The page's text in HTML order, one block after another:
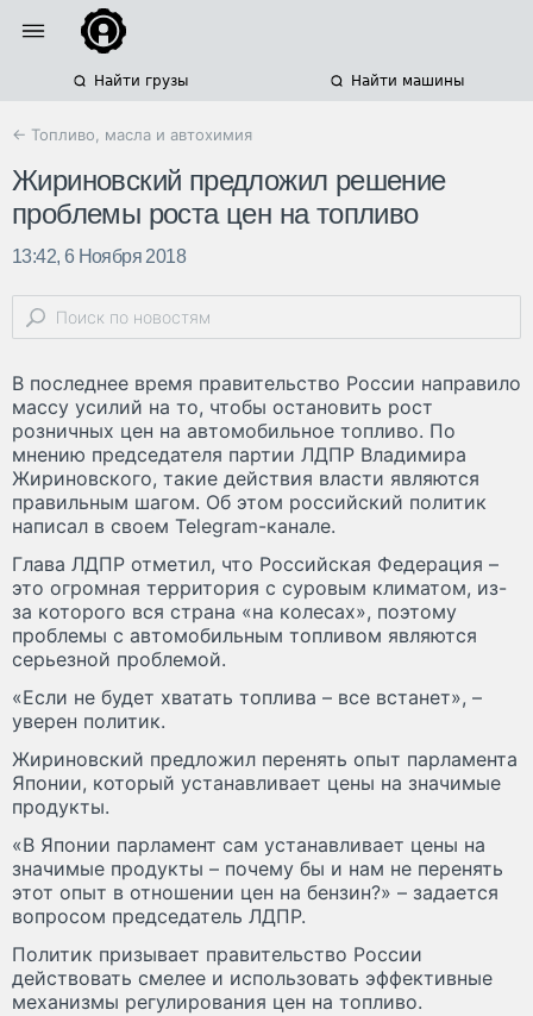
Найти грузы Найти машины
← Топливо, масла и автохимия
Жириновский предложил решение
проблемы роста цен на топливо
13:42, 6 Ноября 2018
В последнее время правительство России направило
массу усилий на то, чтобы остановить рост
розничных цен на автомобильное топливо. По
мнению председателя партии ЛДПР Владимира
Жириновского, такие действия власти являются
правильным шагом. Об этом российский политик
написал в своем Telegram-канале.
Глава ЛДПР отметил, что Российская Федерация –
это огромная территория с суровым климатом, из-
за которого вся страна «на колесах», поэтому
проблемы с автомобильным топливом являются
серьезной проблемой.
«Если не будет хватать топлива – все встанет», –
уверен политик.
Жириновский предложил перенять опыт парламента
Японии, который устанавливает цены на значимые
продукты.
«В Японии парламент сам устанавливает цены на
значимые продукты – почему бы и нам не перенять
этот опыт в отношении цен на бензин?» – задается
вопросом председатель ЛДПР.
Политик призывает правительство России
действовать смелее и использовать эффективные
механизмы регулирования цен на топливо.